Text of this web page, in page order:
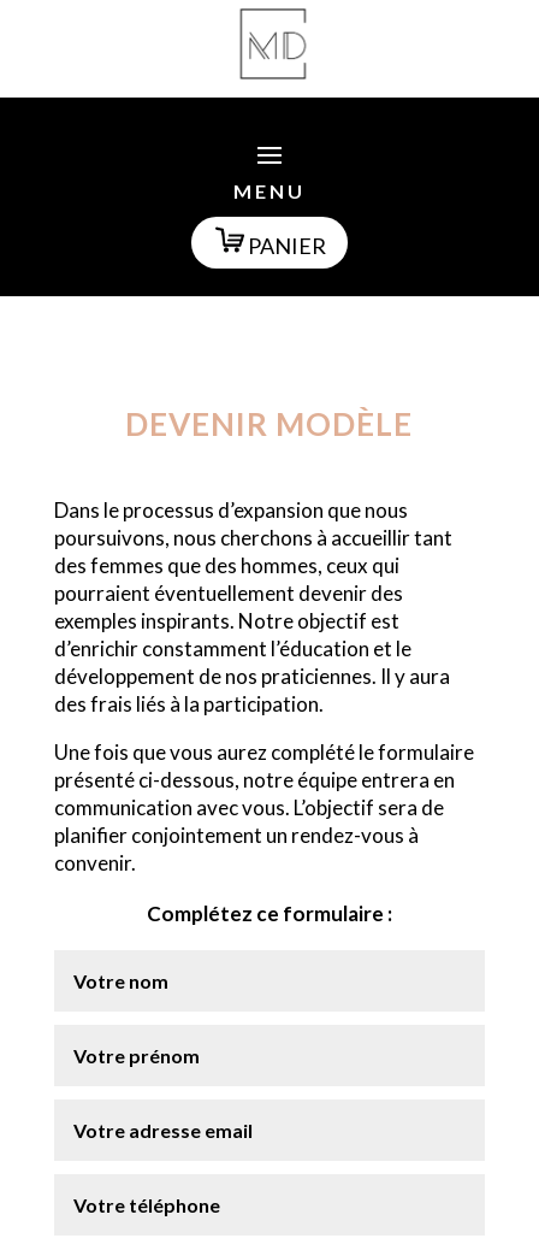
MENU
PANIER
DEVENIR MODÈLE
Dans le processus d’expansion que nous
poursuivons, nous cherchons à accueillir tant
des femmes que des hommes, ceux qui
pourraient éventuellement devenir des
exemples inspirants. Notre objectif est
d’enrichir constamment l’éducation et le
développement de nos praticiennes. Il y aura
des frais liés à la participation.
Une fois que vous aurez complété le formulaire
présenté ci-dessous, notre équipe entrera en
communication avec vous. L’objectif sera de
planifier conjointement un rendez-vous à
convenir.
Complétez ce formulaire :